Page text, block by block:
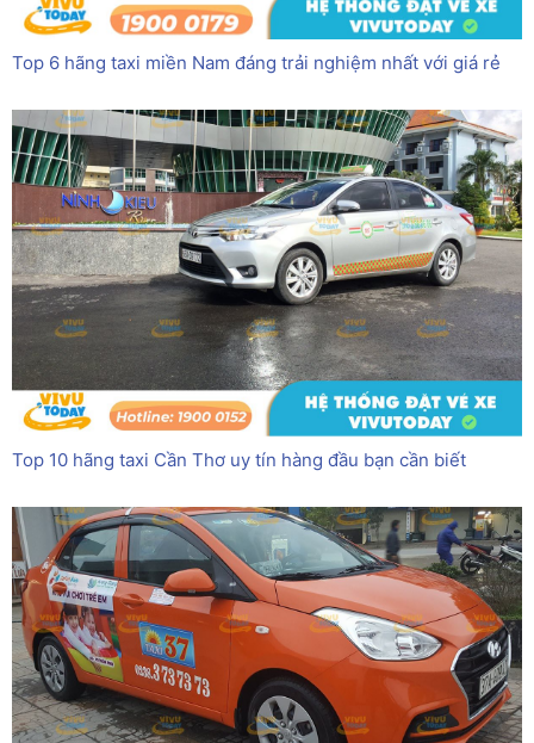
Top 6 hãng taxi miền Nam đáng trải nghiệm nhất với giá rẻ
Top 10 hãng taxi Cần Thơ uy tín hàng đầu bạn cần biết